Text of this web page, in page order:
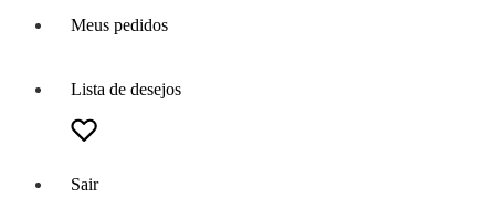
Meus pedidos
Lista de desejos
Sair